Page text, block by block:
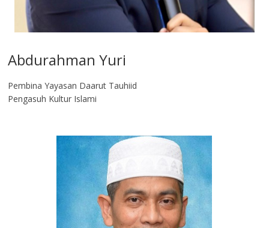
Abdurahman Yuri
Pembina Yayasan Daarut Tauhiid
Pengasuh Kultur Islami